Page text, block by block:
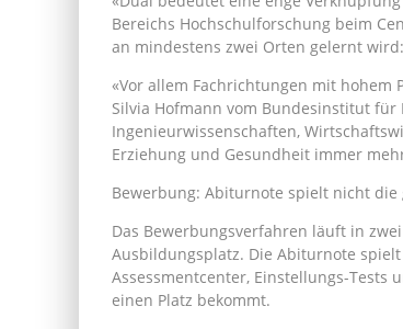
Bereichs Hochschulforschung beim
an mindestens zwei Orten gelernt
«Vor allem Fachrichtungen mit hohem
Silvia Hofmann vom Bundesinstitut für
Ingenieurwissenschaften,
Erziehung und Gesundheit immer
Bewerbung: Abiturnote spielt nicht die
Das Bewerbungsverfahren läuft in
Ausbildungsplatz. Die Abiturnote
Assessmentcenter, Einstellungs-Tests
einen Platz bekommt.